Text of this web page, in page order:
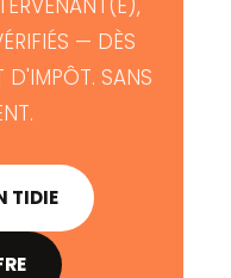
— DÈS
D'IMPÔT. SANS
TIDIE